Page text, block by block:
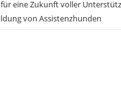
eine Zukunft voller
von Assistenzhunden